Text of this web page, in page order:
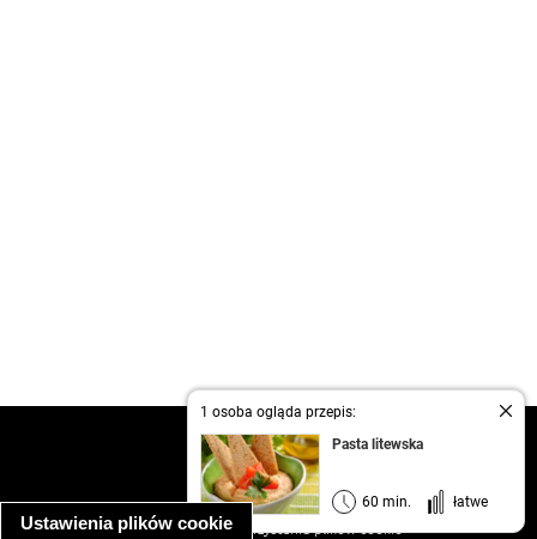
Ustawienia plików cookie
1 osoba ogląda przepis:
Pasta litewska
60 min. łatwe
kontakt
regulamin
informacja o prywatności
informacja o wykorzystaniu plików cookie